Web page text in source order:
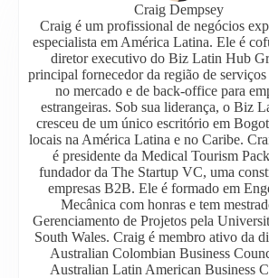
Craig Dempsey
Craig é um profissional de negócios
especialista em América Latina. Ele é
diretor executivo do Biz Latin Hub
principal fornecedor da região de serviços
no mercado e de back-office para
estrangeiras. Sob sua liderança, o Biz
cresceu de um único escritório em
locais na América Latina e no Caribe.
é presidente da Medical Tourism
fundador da The Startup VC, uma
empresas B2B. Ele é formado em
Mecânica com honras e tem
Gerenciamento de Projetos pela
South Wales. Craig é membro ativo da
Australian Colombian Business
Australian Latin American Business